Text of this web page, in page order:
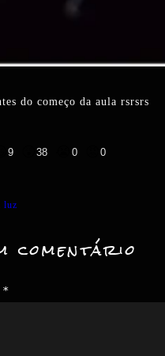
do começo da aula rsrsrs
9 38 0 0
luz
comentário
*